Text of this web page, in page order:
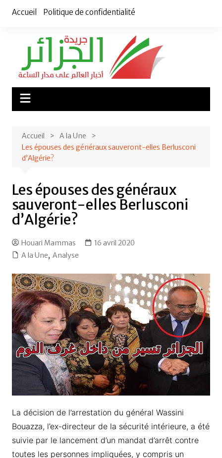
Accueil Politique de confidentialité
Accueil
A la Une
Les épouses des généraux sauveront-elles Berlusconi
d’Algérie?
Les épouses des généraux
sauveront-elles Berlusconi
d’Algérie?
Houari Mammas
16 avril 2020
A la Une, Analyse
La décision de l’arrestation du général Wassini
Bouazza, l’ex-directeur de la sécurité intérieure, a été
suivie par le lancement d’un mandat d’arrêt contre
toutes les personnes impliquées, y compris un